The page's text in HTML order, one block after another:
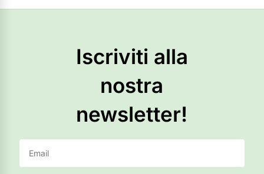
Iscriviti alla
nostra
newsletter!